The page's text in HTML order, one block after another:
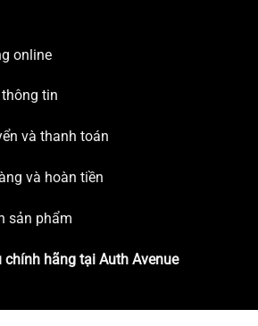
online
tin
và thanh toán
và hoàn tiền
sản phẩm
chính hãng tại Auth Avenue